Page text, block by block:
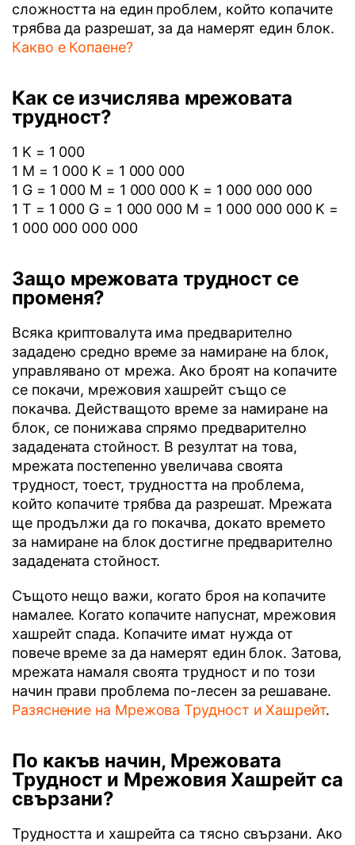
сложността на един проблем, който копачите
трябва да разрешат, за да намерят един блок.
Какво е Копаене?
Как се изчислява мрежовата
трудност?
1 K = 1 000
1 M = 1 000 K = 1 000 000
1 G = 1 000 M = 1 000 000 K = 1 000 000 000
1 T = 1 000 G = 1 000 000 M = 1 000 000 000 K =
1 000 000 000 000
Защо мрежовата трудност се
променя?
Всяка криптовалута има предварително
зададено средно време за намиране на блок,
управлявано от мрежа. Ако броят на копачите
се покачи, мрежовия хашрейт също се
покачва. Действащото време за намиране на
блок, се понижава спрямо предварително
зададената стойност. В резултат на това,
мрежата постепенно увеличава своята
трудност, тоест, трудността на проблема,
който копачите трябва да разрешат. Мрежата
ще продължи да го покачва, докато времето
за намиране на блок достигне предварително
зададената стойност.
Същото нещо важи, когато броя на копачите
намалее. Когато копачите напуснат, мрежовия
хашрейт спада. Копачите имат нужда от
повече време за да намерят един блок. Затова,
мрежата намаля своята трудност и по този
начин прави проблема по-лесен за решаване.
Разяснение на Мрежова Трудност и Хашрейт.
По какъв начин, Мрежовата
Трудност и Мрежовия Хашрейт са
свързани?
Трудността и хашрейта са тясно свързани. Ако